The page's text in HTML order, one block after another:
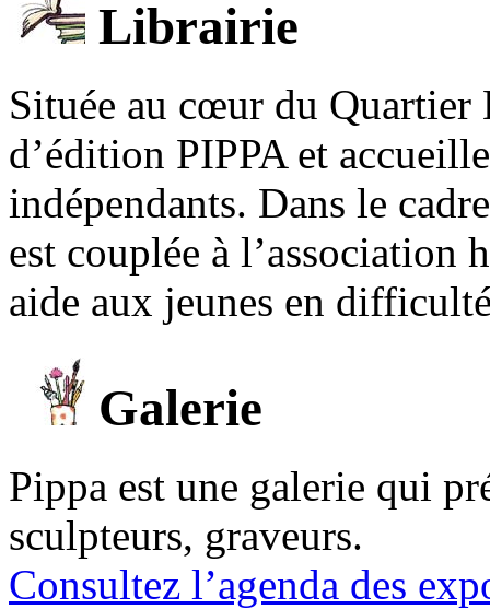
Librairie
Située au cœur du Quartier
d’édition PIPPA et
indépendants. Dans le
est couplée à l’association
aide aux jeunes en
Galerie
Pippa est une galerie qui
sculpteurs, graveurs.
Consultez l’agenda des